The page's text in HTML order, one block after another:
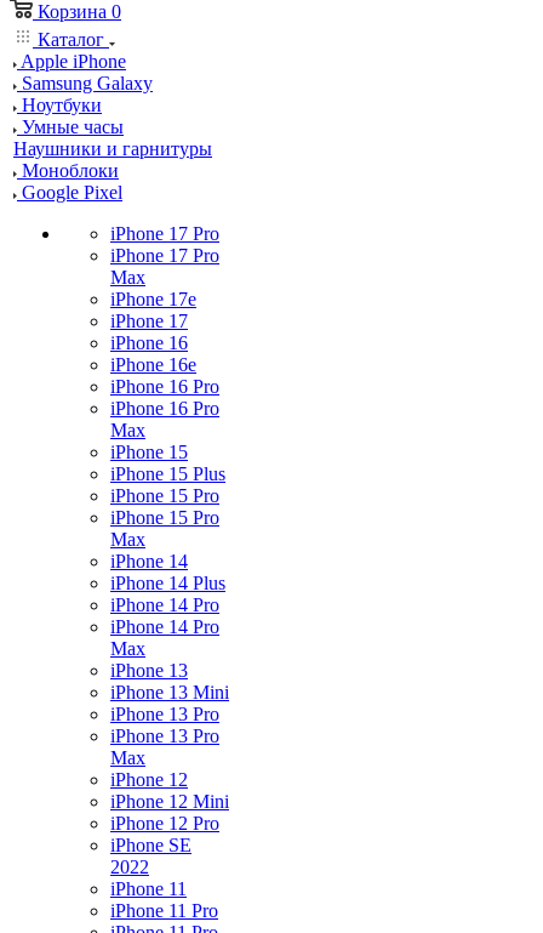
Корзина 0
Каталог
Apple iPhone
Samsung Galaxy
Ноутбуки
Умные часы
Наушники и гарнитуры
Моноблоки
Google Pixel
iPhone 17 Pro
iPhone 17 Pro
Max
iPhone 17e
iPhone 17
iPhone 16
iPhone 16e
iPhone 16 Pro
iPhone 16 Pro
Max
iPhone 15
iPhone 15 Plus
iPhone 15 Pro
iPhone 15 Pro
Max
iPhone 14
iPhone 14 Plus
iPhone 14 Pro
iPhone 14 Pro
Max
iPhone 13
iPhone 13 Mini
iPhone 13 Pro
iPhone 13 Pro
Max
iPhone 12
iPhone 12 Mini
iPhone 12 Pro
iPhone SE
2022
iPhone 11
iPhone 11 Pro